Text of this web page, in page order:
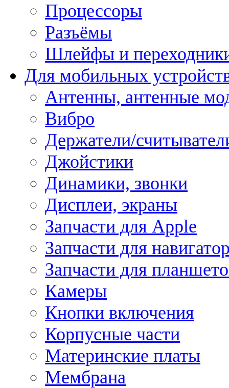
Процессоры
Разъёмы
Шлейфы и
Для мобильных
Антенны, антенные
Вибро
Держатели/
Джойстики
Динамики, звонки
Дисплеи, экраны
Запчасти для Apple
Запчасти для
Запчасти для
Камеры
Кнопки включения
Корпусные части
Материнские платы
Мембрана